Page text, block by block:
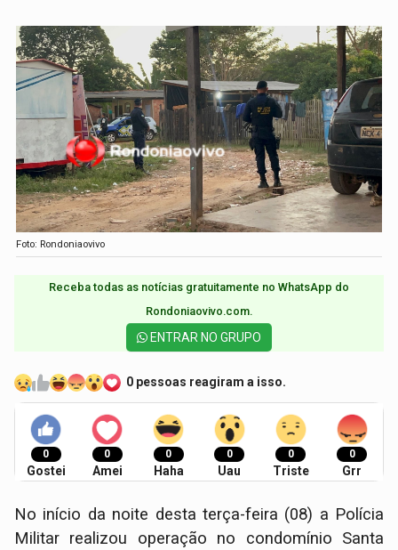
Foto: Rondoniaovivo
Receba todas as notícias gratuitamente no WhatsApp do
Rondoniaovivo.com.​
ENTRAR NO GRUPO
0 pessoas reagiram a isso.
0
Gostei
0
Amei
0
Haha
0
Uau
0
Triste
0
Grr
No início da noite desta terça-feira (08) a Polícia
Militar realizou operação no condomínio Santa